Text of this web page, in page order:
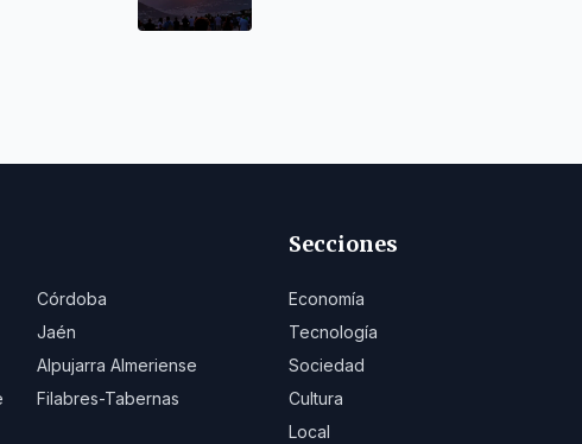
Córdoba
Jaén
Alpujarra Almeriense
Filabres-Tabernas
Secciones
Economía
Tecnología
Sociedad
Cultura
Local